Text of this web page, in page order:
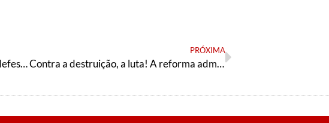
CUT e centrais lançam campanha em defesa do serviço público nesta quarta (30)
PRÓXIMA
Contra a destruição, a luta! A reforma administrativa do governo Bolsonaro não pode passar